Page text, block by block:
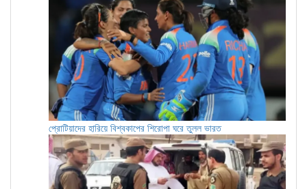
প্রোটিয়াদের হারিয়ে বিশ্বকাপের শিরোপা ঘরে তুলল ভারত